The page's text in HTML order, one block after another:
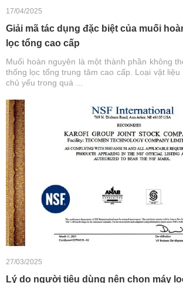
17/04/2025
Giải mã tác dụng đặc biệt của muối
lọc tổng cao cấp
Muối hoàn nguyên là một thành phần không
thống lọc tổng trung tâm cao cấp. Loại vật
chủ yếu trong quá ...
27/03/2025
Lý do người tiêu dùng nên chọn máy